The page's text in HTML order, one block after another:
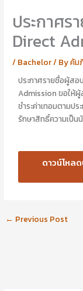
ประกาศร
Direct
/ Bachelor/ Byคัม
ประกาศรายชื่อผู้ส
Admission ขอให้ผู้
ชำระค่าเทอมตามป
รักษาสิทธิ์ความเป็น
ดาวน์โหล
← Previous Post